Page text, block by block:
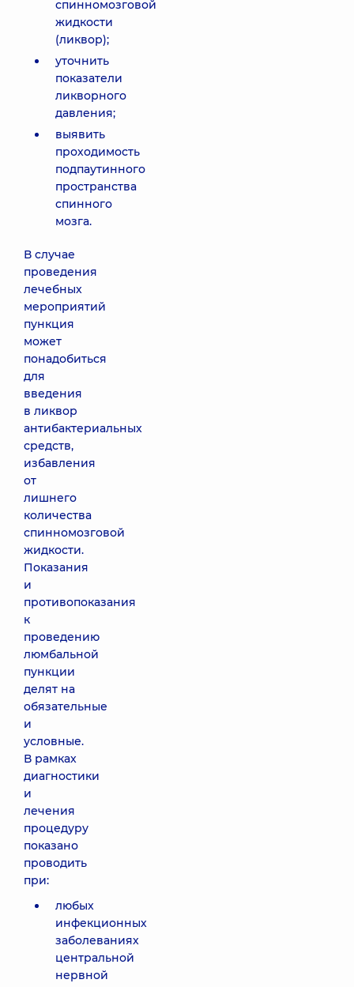
спинномозговой
жидкости
(ликвор);
уточнить
показатели
ликворного
давления;
выявить
проходимость
подпаутинного
пространства
спинного
мозга.
В случае
проведения
лечебных
мероприятий
пункция
может
понадобиться
для
введения
в ликвор
антибактериальных
средств,
избавления
от
лишнего
количества
спинномозговой
жидкости.
Показания
и
противопоказания
к
проведению
люмбальной
пункции
делят на
обязательные
и
условные.
В рамках
диагностики
и
лечения
процедуру
показано
проводить
при:
любых
инфекционных
заболеваниях
центральной
нервной